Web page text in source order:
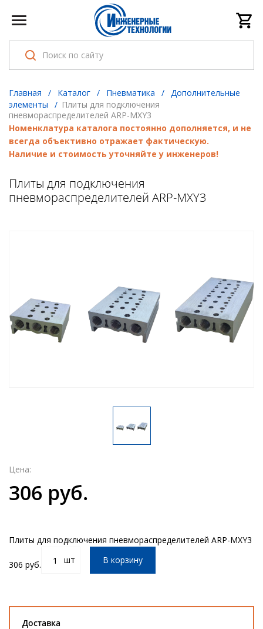
Главная / Каталог / Пневматика / Дополнительные
элементы
/ Плиты для подключения
пневмораспределителей ARP-MXY3
Номенклатура каталога постоянно дополняется, и не
всегда объективно отражает фактическую.
Наличие и стоимость уточняйте у инженеров!
Плиты для подключения
пневмораспределителей ARP-MXY3
Цена:
306 руб.
Плиты для подключения пневмораспределителей ARP-MXY3
306 руб. шт В корзину
Доставка